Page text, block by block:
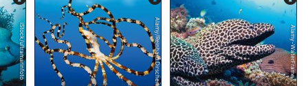
Alamy-WaterFrame
Alamy/Reinhard Dirscherl
iStock/ultramarinfoto